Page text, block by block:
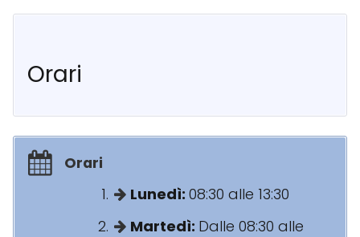
Orari
Orari
Lunedì: 08:30 alle 13:30
Martedì: Dalle 08:30 alle